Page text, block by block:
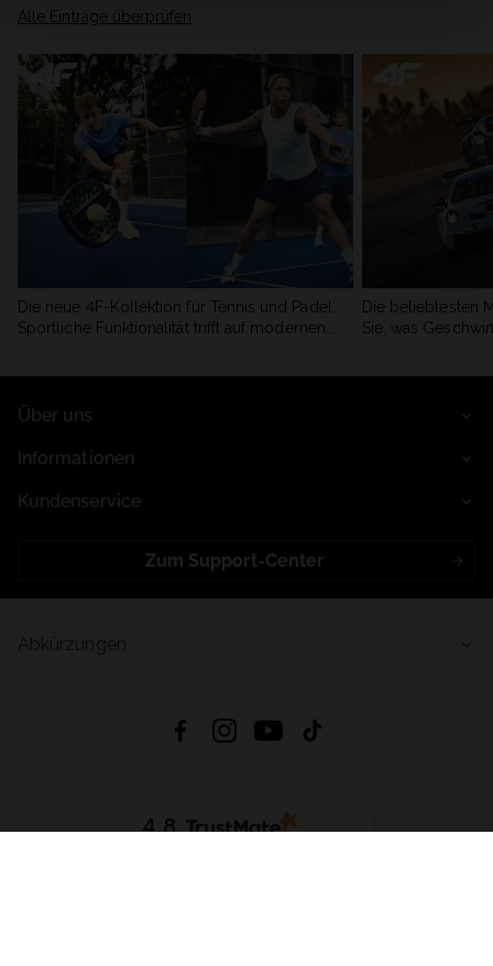
Alle Einträge überprüfen
Die neue 4F-Kollektion für Tennis und Padel.
Sportliche Funktionalität trifft auf modernen
Die beliebtesten
Sie, was
Über uns
Informationen
Kundenservice
Zum Support-Center
4.8